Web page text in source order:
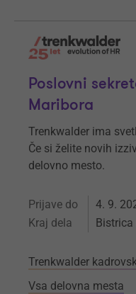
Poslovni
Maribora
Trenkwalder ima
Če si želite novih
delovno mesto.
Prijave do 4. 9.
Kraj dela
Trenkwalder
Vsa delovna mesta